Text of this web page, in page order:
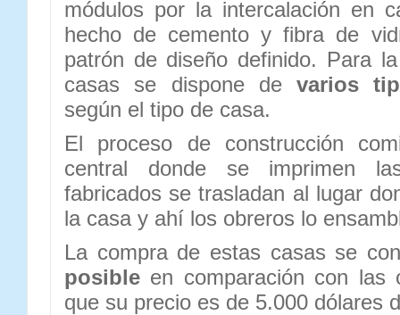
módulos por la intercalación en
hecho de cemento y fibra de
patrón de diseño definido. Para
casas se dispone de varios
según el tipo de casa.
El proceso de construcción
central donde se imprimen
fabricados se trasladan al lugar
la casa y ahí los obreros lo
La compra de estas casas se
posible en comparación con las
que su precio es de 5.000 dólares